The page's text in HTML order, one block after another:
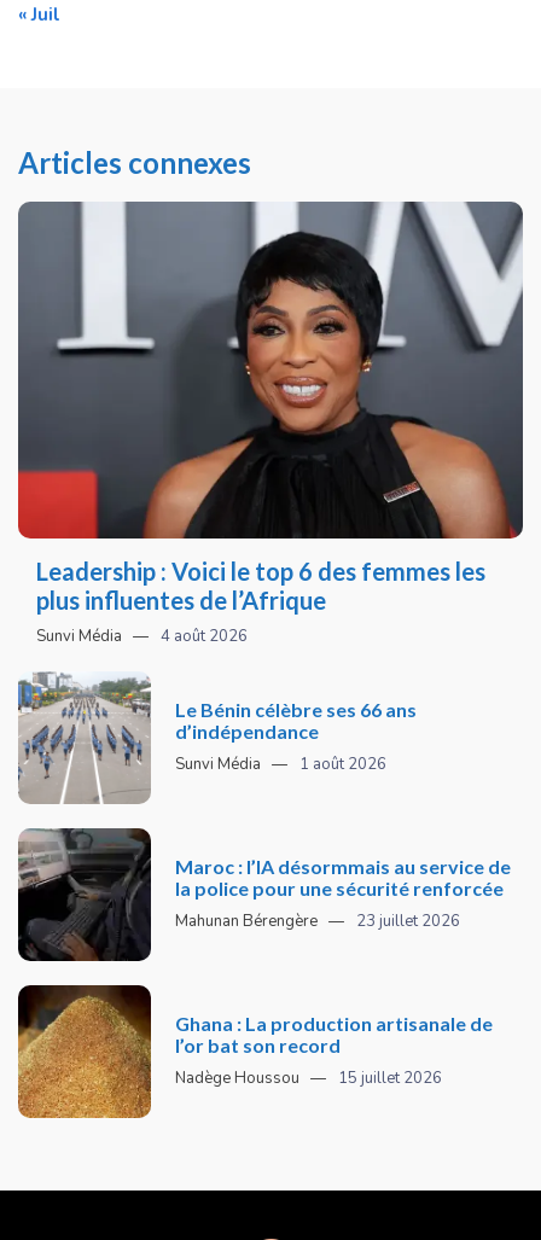
« Juil
Articles connexes
Leadership : Voici le top 6 des femmes les
plus influentes de l’Afrique
Sunvi Média 4 août 2026
Le Bénin célèbre ses 66 ans
d’indépendance
Sunvi Média 1 août 2026
Maroc : l’IA désormmais au service de
la police pour une sécurité renforcée
Mahunan Bérengère 23 juillet 2026
Ghana : La production artisanale de
l’or bat son record
Nadège Houssou 15 juillet 2026